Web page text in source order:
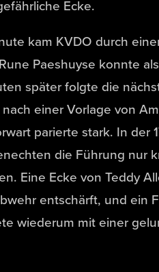
Ecke.
kam KVDO durch
Paeshuyse konnte
später folgte die
einer Vorlage von
parierte stark. In der
die Führung nur
Eine Ecke von Teddy
entschärft, und ein
wiederum mit einer